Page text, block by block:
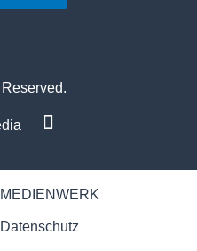
Datenschutz